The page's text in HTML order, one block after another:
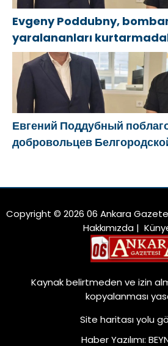
Evgeny Poddubny,
yaralananları
cesaretlerinden dolayı
bölgesindeki gönüllülere
Евгений Поддубный
добровольцев
Copyright © 2026 06 Ankara
Hakkımızda |
Kaynak belirtmeden ve izin
kopyalanması
Site haritasıyolu
Haber Yazılımı: